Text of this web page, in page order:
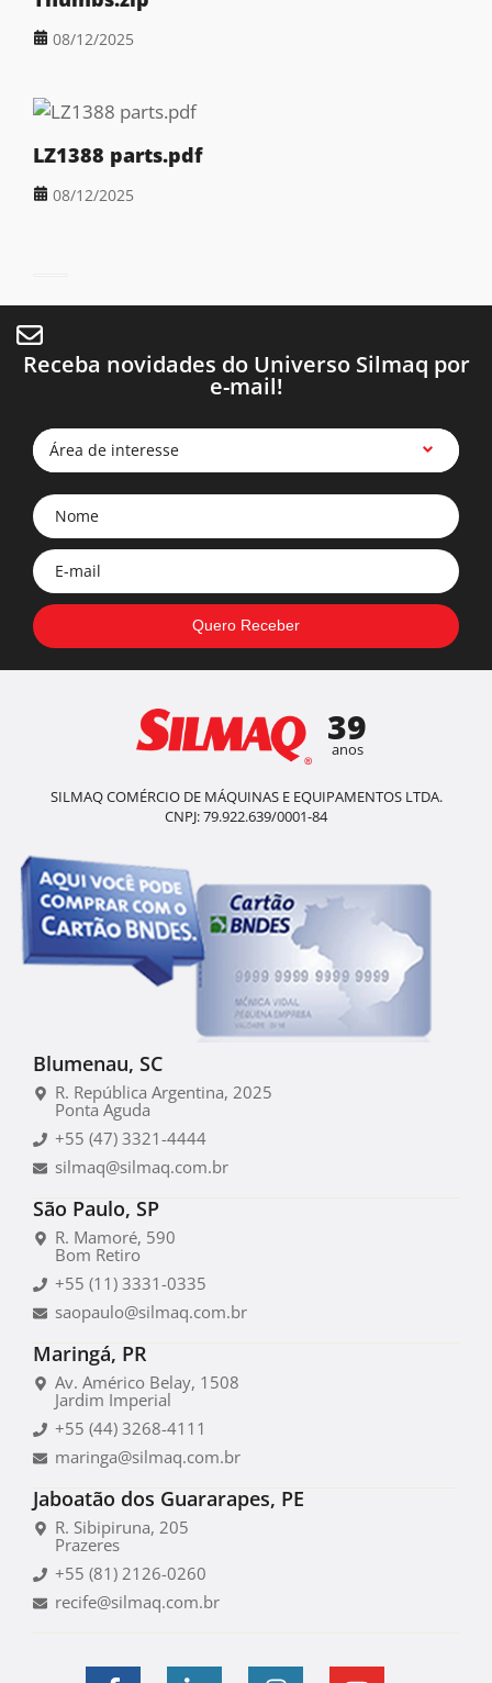
08/12/2025
LZ1388 parts.pdf
08/12/2025
Receba novidades do Universo Silmaq por
e-mail!
Área de interesse
39
anos
SILMAQ COMÉRCIO DE MÁQUINAS E EQUIPAMENTOS LTDA.
CNPJ: 79.922.639/0001-84
Blumenau, SC
R. República Argentina, 2025
Ponta Aguda
+55 (47) 3321-4444
silmaq@silmaq.com.br
São Paulo, SP
R. Mamoré, 590
Bom Retiro
+55 (11) 3331-0335
saopaulo@silmaq.com.br
Maringá, PR
Av. Américo Belay, 1508
Jardim Imperial
+55 (44) 3268-4111
maringa@silmaq.com.br
Jaboatão dos Guararapes, PE
R. Sibipiruna, 205
Prazeres
+55 (81) 2126-0260
recife@silmaq.com.br